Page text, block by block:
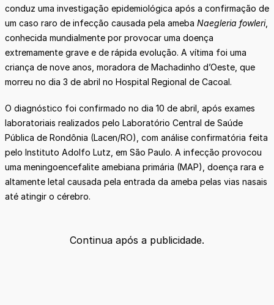
conduz uma investigação epidemiológica após a confirmação de
um caso raro de infecção causada pela ameba Naegleria fowleri,
conhecida mundialmente por provocar uma doença
extremamente grave e de rápida evolução. A vítima foi uma
criança de nove anos, moradora de Machadinho d’Oeste, que
morreu no dia 3 de abril no Hospital Regional de Cacoal.
O diagnóstico foi confirmado no dia 10 de abril, após exames
laboratoriais realizados pelo Laboratório Central de Saúde
Pública de Rondônia (Lacen/RO), com análise confirmatória feita
pelo Instituto Adolfo Lutz, em São Paulo. A infecção provocou
uma meningoencefalite amebiana primária (MAP), doença rara e
altamente letal causada pela entrada da ameba pelas vias nasais
até atingir o cérebro.
Continua após a publicidade.